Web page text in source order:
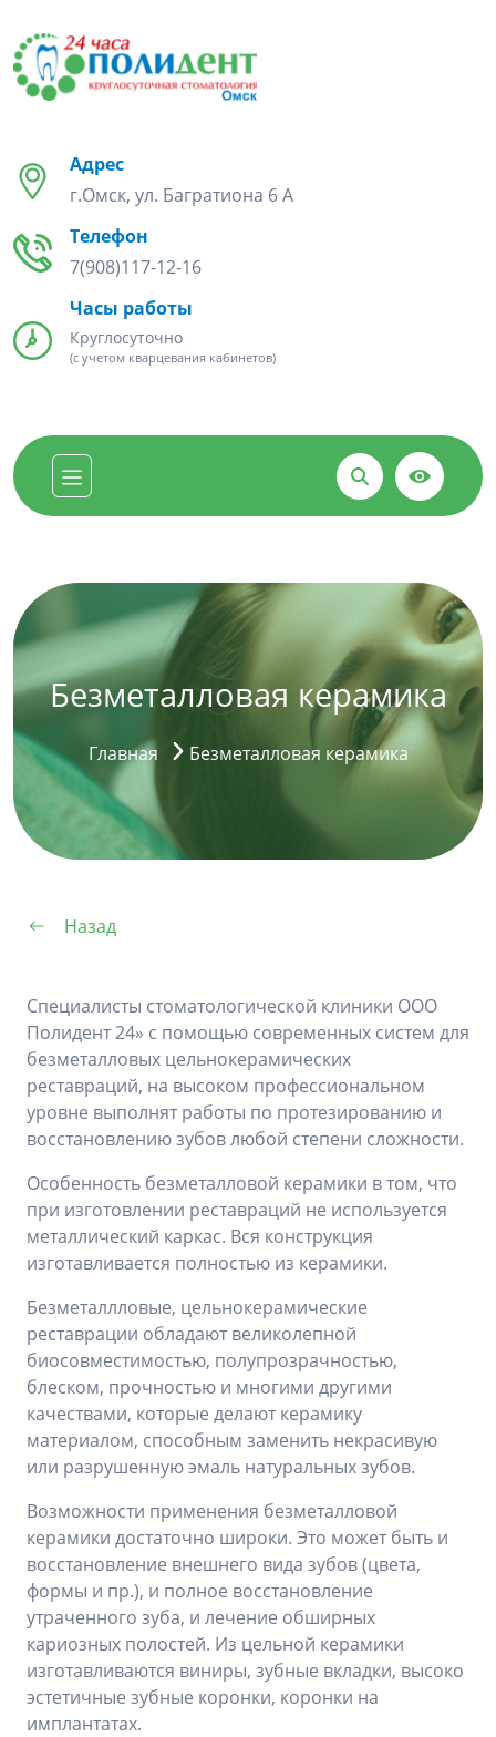
Адрес
г.Омск, ул. Багратиона 6 А
Телефон
7(908)117-12-16
Часы работы
Круглосуточно
(с учетом кварцевания кабинетов)
Безметалловая керамика
Главная Безметалловая керамика
Назад
Специалисты стоматологической клиники ООО
Полидент 24» с помощью современных систем для
безметалловых цельнокерамических
реставраций, на высоком профессиональном
уровне выполнят работы по протезированию и
восстановлению зубов любой степени сложности.
Особенность безметалловой керамики в том, что
при изготовлении реставраций не используется
металлический каркас. Вся конструкция
изготавливается полностью из керамики.
Безметаллловые, цельнокерамические
реставрации обладают великолепной
биосовместимостью, полупрозрачностью,
блеском, прочностью и многими другими
качествами, которые делают керамику
материалом, способным заменить некрасивую
или разрушенную эмаль натуральных зубов.
Возможности применения безметалловой
керамики достаточно широки. Это может быть и
восстановление внешнего вида зубов (цвета,
формы и пр.), и полное восстановление
утраченного зуба, и лечение обширных
кариозных полостей. Из цельной керамики
изготавливаются виниры, зубные вкладки, высоко
эстетичные зубные коронки, коронки на
имплантатах.